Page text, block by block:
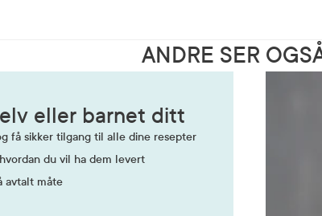
ANDRE SER
eller barnet ditt
få sikker tilgang til alle dine resepter
du vil ha dem levert
avtalt måte